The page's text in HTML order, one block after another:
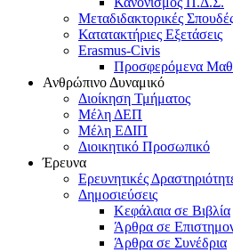
Μεταδιδακτορικές
Κατατακτήριες Εξετάσεις
Erasmus-Civis
Προσφερόμενα
Ανθρώπινο Δυναμικό
Διοίκηση Τμήματος
Μέλη ΔΕΠ
Μέλη ΕΔΙΠ
Διοικητικό Προσωπικό
Έρευνα
Ερευνητικές
Δημοσιεύσεις
Κεφάλαια σε Βιβλία
Άρθρα σε
Άρθρα σε Συνέδρια